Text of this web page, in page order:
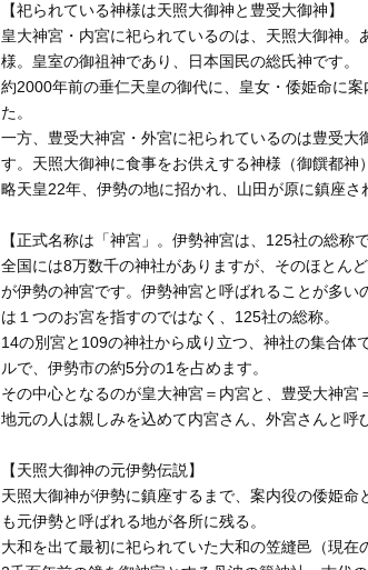
【祀られている神様は天照大御神と豊受大御神】
皇大神宮・内宮に祀られているのは、天照大御神。
様。皇室の御祖神であり、日本国民の総氏神です。
約2000年前の垂仁天皇の御代に、皇女・倭姫命に
た。
一方、豊受大神宮・外宮に祀られているのは豊受大
す。天照大御神に食事をお供えする神様（御饌都
略天皇22年、伊勢の地に招かれ、山田が原に鎮座さ
【正式名称は「神宮」。伊勢神宮は、125社の総称で
全国には8万数千の神社がありますが、そのほとん
が伊勢の神宮です。伊勢神宮と呼ばれることが多い
は１つのお宮を指すのではなく、125社の総称。
14の別宮と109の神社から成り立つ、神社の集合体
ルで、伊勢市の約5分の1を占めます。
その中心となるのが皇大神宮＝内宮と、豊受大神宮
地元の人は親しみを込めて内宮さん、外宮さんと呼
【天照大御神の元伊勢伝説】
天照大御神が伊勢に鎮座するまで、案内役の倭姫命
も元伊勢と呼ばれる地が各所に残る。
大和を出て最初に祀られていた大和の笠縫邑（現在